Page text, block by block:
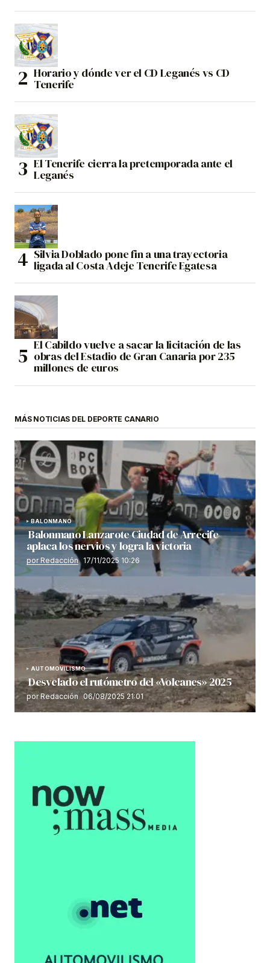
Horario y dónde ver el CD Leganés vs CD
Tenerife
El Tenerife cierra la pretemporada ante el
Leganés
Silvia Doblado pone fin a una trayectoria
ligada al Costa Adeje Tenerife Egatesa
El Cabildo vuelve a sacar la licitación de las
obras del Estadio de Gran Canaria por 235
millones de euros
MÁS NOTICIAS DEL DEPORTE CANARIO
BALONMANO
Balonmano Lanzarote Ciudad de Arrecife
aplaca los nervios y logra la victoria
por Redacción 17/11/2025 10:26
AUTOMOVILISMO
Desvelado el rutómetro del «Volcanes» 2025
por Redacción 06/08/2025 21:01